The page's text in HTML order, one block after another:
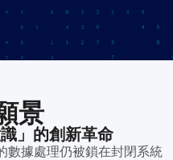
景
」的創新革命
數據處理仍被鎖在封閉系統